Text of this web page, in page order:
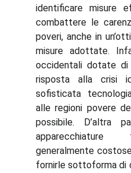
identificare misure
combattere le
poveri, anche in
misure adottate.
occidentali dotate di
risposta alla crisi
sofisticata
alle regioni povere
possibile. D’altra
apparecchiature
generalmente
fornirle sottoforma di